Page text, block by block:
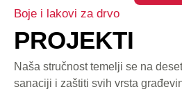
Boje i lakovi za drvo
PROJEKTI
Naša stručnost temelji se na
sanaciji i zaštiti svih vrsta